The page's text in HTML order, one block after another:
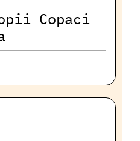
Copaci